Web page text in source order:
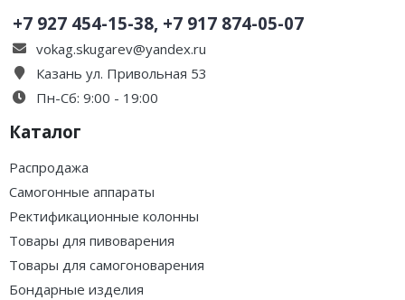
+7 927 454-15-38, +7 917 874-05-07
vokag.skugarev@yandex.ru
Казань ул. Привольная 53
Пн-Сб: 9:00 - 19:00
Каталог
Распродажа
Самогонные аппараты
Ректификационные колонны
Товары для пивоварения
Товары для самогоноварения
Бондарные изделия